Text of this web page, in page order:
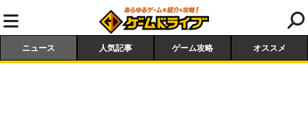
ニュース 人気記事 ゲーム攻略 オススメ